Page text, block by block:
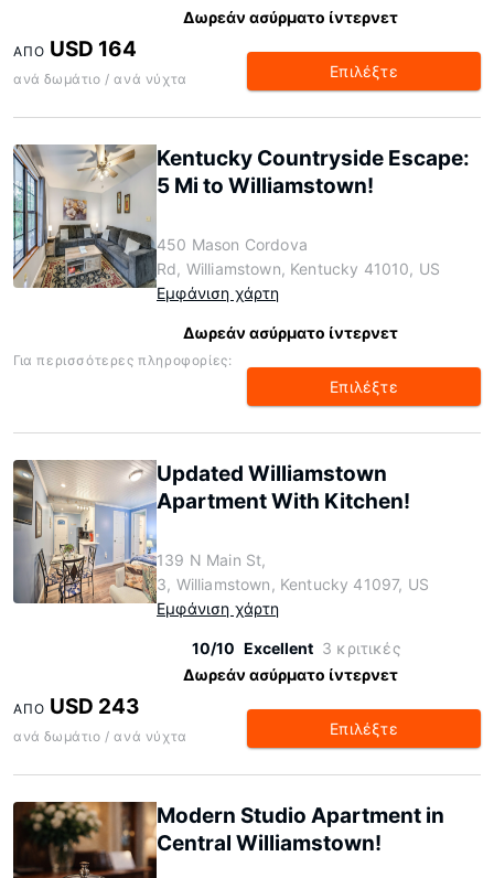
Δωρεάν ασύρματο ίντερνετ
ΑΠΌ USD 164
ανά δωμάτιο / ανά νύχτα Επιλέξτε
Kentucky Countryside Escape:
5 Mi to Williamstown!
450 Mason Cordova
Rd, Williamstown, Kentucky 41010, US
Εμφάνιση χάρτη
Δωρεάν ασύρματο ίντερνετ
Για περισσότερες πληροφορίες:
Επιλέξτε
Updated Williamstown
Apartment With Kitchen!
139 N Main St,
3, Williamstown, Kentucky 41097, US
Εμφάνιση χάρτη
10/10 Excellent 3 κριτικές
Δωρεάν ασύρματο ίντερνετ
ΑΠΌ USD 243
ανά δωμάτιο / ανά νύχτα Επιλέξτε
Modern Studio Apartment in
Central Williamstown!